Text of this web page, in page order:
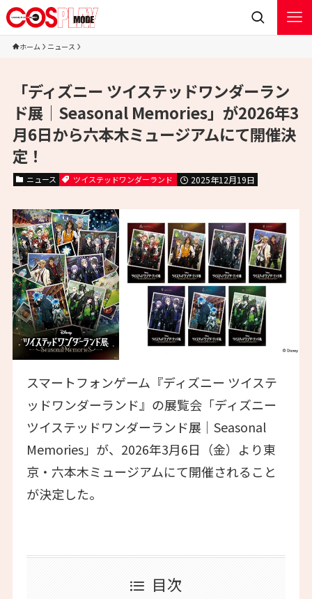
ホーム ニュース
「ディズニー ツイステッドワンダーラン
ド展│Seasonal Memories」が2026年3
⽉6⽇から六本木ミュージアムにて開催決
定！
ニュース ツイステッドワンダーランド 2025年12月19日
スマートフォンゲーム『ディズニー ツイステ
ッドワンダーランド』の展覧会「ディズニー
ツイステッドワンダーランド展│Seasonal
Memories」が、2026年3月6日（金）より東
京・六本木ミュージアムにて開催されること
が決定した。
目次